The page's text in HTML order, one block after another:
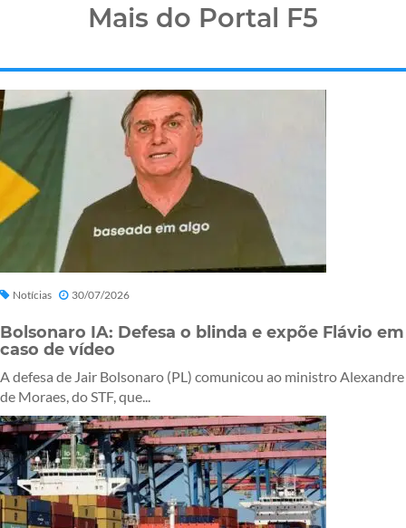
Mais do Portal F5
Notícias 30/07/2026
Bolsonaro IA: Defesa o blinda e expõe Flávio em
caso de vídeo
A defesa de Jair Bolsonaro (PL) comunicou ao ministro Alexandre
de Moraes, do STF, que...